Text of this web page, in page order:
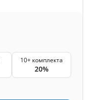
10+ комплекта
20%